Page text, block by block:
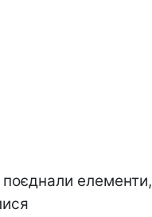
елементи,